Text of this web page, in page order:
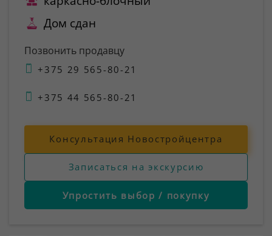
Дом сдан
Позвонить продавцу
+375 29 565-80-21
+375 44 565-80-21
Консультация Новостройцентра
Записаться на экскурсию
Упростить выбор / покупку